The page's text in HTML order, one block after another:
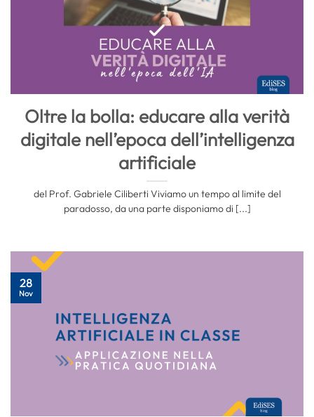
Oltre la bolla: educare alla verità
digitale nell’epoca dell’intelligenza
artificiale
del Prof. Gabriele Ciliberti Viviamo​‍​‌‍​‍‌ un tempo al limite del
paradosso, da una parte disponiamo di [...]
28
Nov